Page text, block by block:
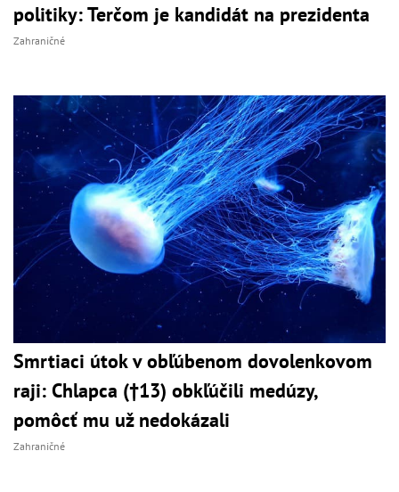
politiky: Terčom je kandidát na prezidenta
Zahraničné
Smrtiaci útok v obľúbenom dovolenkovom
raji: Chlapca (†13) obkľúčili medúzy,
pomôcť mu už nedokázali
Zahraničné